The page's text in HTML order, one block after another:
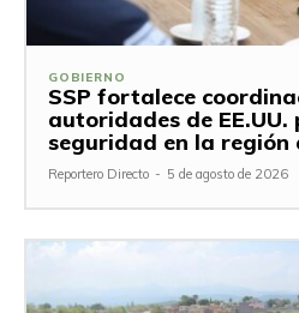
GOBIERNO
SSP fortalece
autoridades de
seguridad en la
Reportero Directo - 5 de agosto de 2026